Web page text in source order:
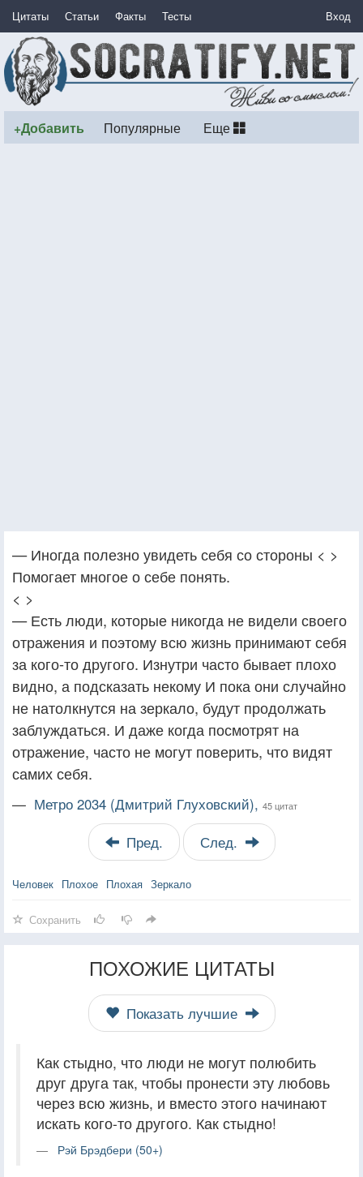
Цитаты Статьи Факты Тесты Вход
+Добавить Популярные Еще
— Иногда полезно увидеть себя со стороны < >
Помогает многое о себе понять.
< >
— Есть люди, которые никогда не видели своего
отражения и поэтому всю жизнь принимают себя
за кого-то другого. Изнутри часто бывает плохо
видно, а подсказать некому И пока они случайно
не натолкнутся на зеркало, будут продолжать
заблуждаться. И даже когда посмотрят на
отражение, часто не могут поверить, что видят
самих себя.
— Метро 2034 (Дмитрий Глуховский), 45 цитат
Пред. След.
Человек Плохое Плохая Зеркало
Сохранить
ПОХОЖИЕ ЦИТАТЫ
Показать лучшие
Как стыдно, что люди не могут полюбить
друг друга так, чтобы пронести эту любовь
через всю жизнь, и вместо этого начинают
искать кого-то другого. Как стыдно!
Рэй Брэдбери (50+)